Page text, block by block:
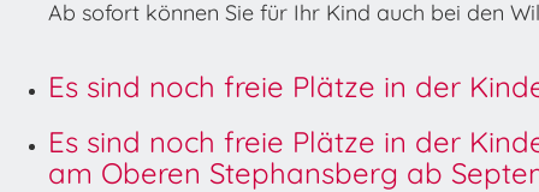
Ab sofort können Sie für Ihr Kind auch bei den
Es sind noch freie Plätze in der
Es sind noch freie Plätze in der
am Oberen Stephansberg ab